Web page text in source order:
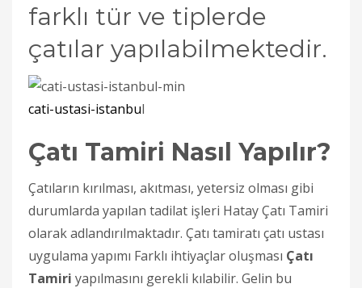
farklı tür ve tiplerde
çatılar yapılabilmektedir.
cati-ustasi-istanbul
Çatı Tamiri Nasıl Yapılır?
Çatıların kırılması, akıtması, yetersiz olması gibi
durumlarda yapılan tadilat işleri Hatay Çatı Tamiri
olarak adlandırılmaktadır. Çatı tamiratı çatı ustası
uygulama yapımı Farklı ihtiyaçlar oluşması Çatı
Tamiri yapılmasını gerekli kılabilir. Gelin bu